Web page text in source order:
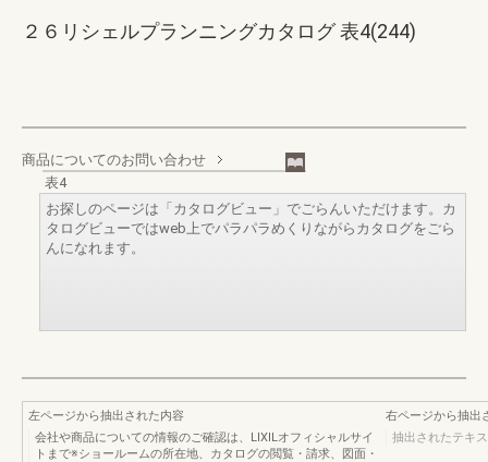
２６リシェルプランニングカタログ 表4(244)
商品についてのお問い合わせ
表4
お探しのページは「カタログビュー」でごらんいただけます。カ
タログビューではweb上でパラパラめくりながらカタログをごら
んになれます。
左ページから抽出された内容
会社や商品についての情報のご確認は、LIXILオフィシャルサイ
トまで※ショールームの所在地、カタログの閲覧・請求、図面・
右ページから抽出
抽出されたテキ